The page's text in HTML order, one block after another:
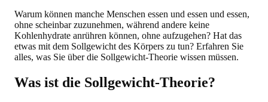
Warum können manche Menschen essen und essen und essen,
ohne scheinbar zuzunehmen, während andere keine
Kohlenhydrate anrühren können, ohne aufzugehen? Hat das
etwas mit dem Sollgewicht des Körpers zu tun? Erfahren Sie
alles, was Sie über die Sollgewicht-Theorie wissen müssen.
Was ist die Sollgewicht-Theorie?